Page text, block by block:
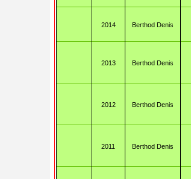
2014 Berthod Denis
2013 Berthod Denis
2012 Berthod Denis
2011 Berthod Denis